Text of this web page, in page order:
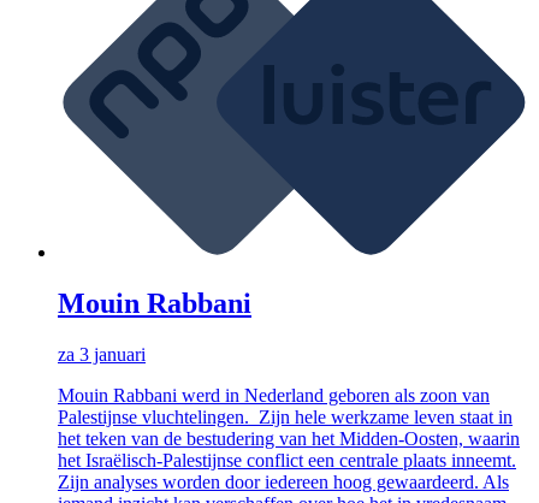
Mouin Rabbani
za 3 januari
Mouin Rabbani werd in Nederland geboren als zoon van
Palestijnse vluchtelingen. Zijn hele werkzame leven staat in
het teken van de bestudering van het Midden-Oosten, waarin
het Israëlisch-Palestijnse conflict een centrale plaats inneemt.
Zijn analyses worden door iedereen hoog gewaardeerd. Als